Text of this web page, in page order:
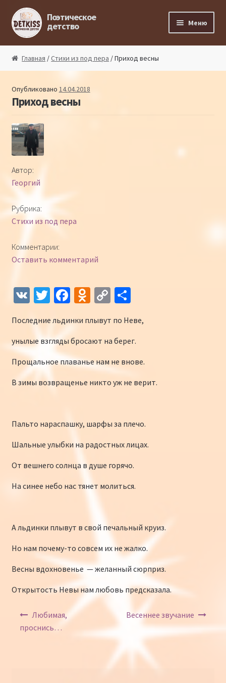
Перейти к навигации
Перейти к содержимому
Поэтическое
детство Меню
Поэтический ликбез
Поэтический блог
Детская философия
Интернет-конкурс чтецов «Созвучие 2018»
Наши участники и победители
Наши участники 2017
Страничка победителей 2017
Главная /Стихи из под пера / Приход весны
Опубликовано 14.04.2018
Приход весны
Автор:
Георгий
Рубрика:
Стихи из под пера
Комментарии:
Оставить комментарий
V T
tt
er
Fa
b
o
o
k
O
n
o
kl
as
sn
C
p
y
Li
n
k
О
п
р
а
в
и
Последние льдинки плывут по Неве,
унылые взгляды бросают на берег.
Прощальное плаванье нам не внове.
В зимы возвращенье никто уж не верит.
Пальто нараспашку, шарфы за плечо.
Шальные улыбки на радостных лицах.
От вешнего солнца в душе горячо.
На синее небо нас тянет молиться.
А льдинки плывут в свой печальный круиз.
Но нам почему-то совсем их не жалко.
Весны вдохновенье — желанный сюрприз.
Открытость Невы нам любовь предсказала.
Навигация по записям
Любимая,
проснись…
Весеннее звучание